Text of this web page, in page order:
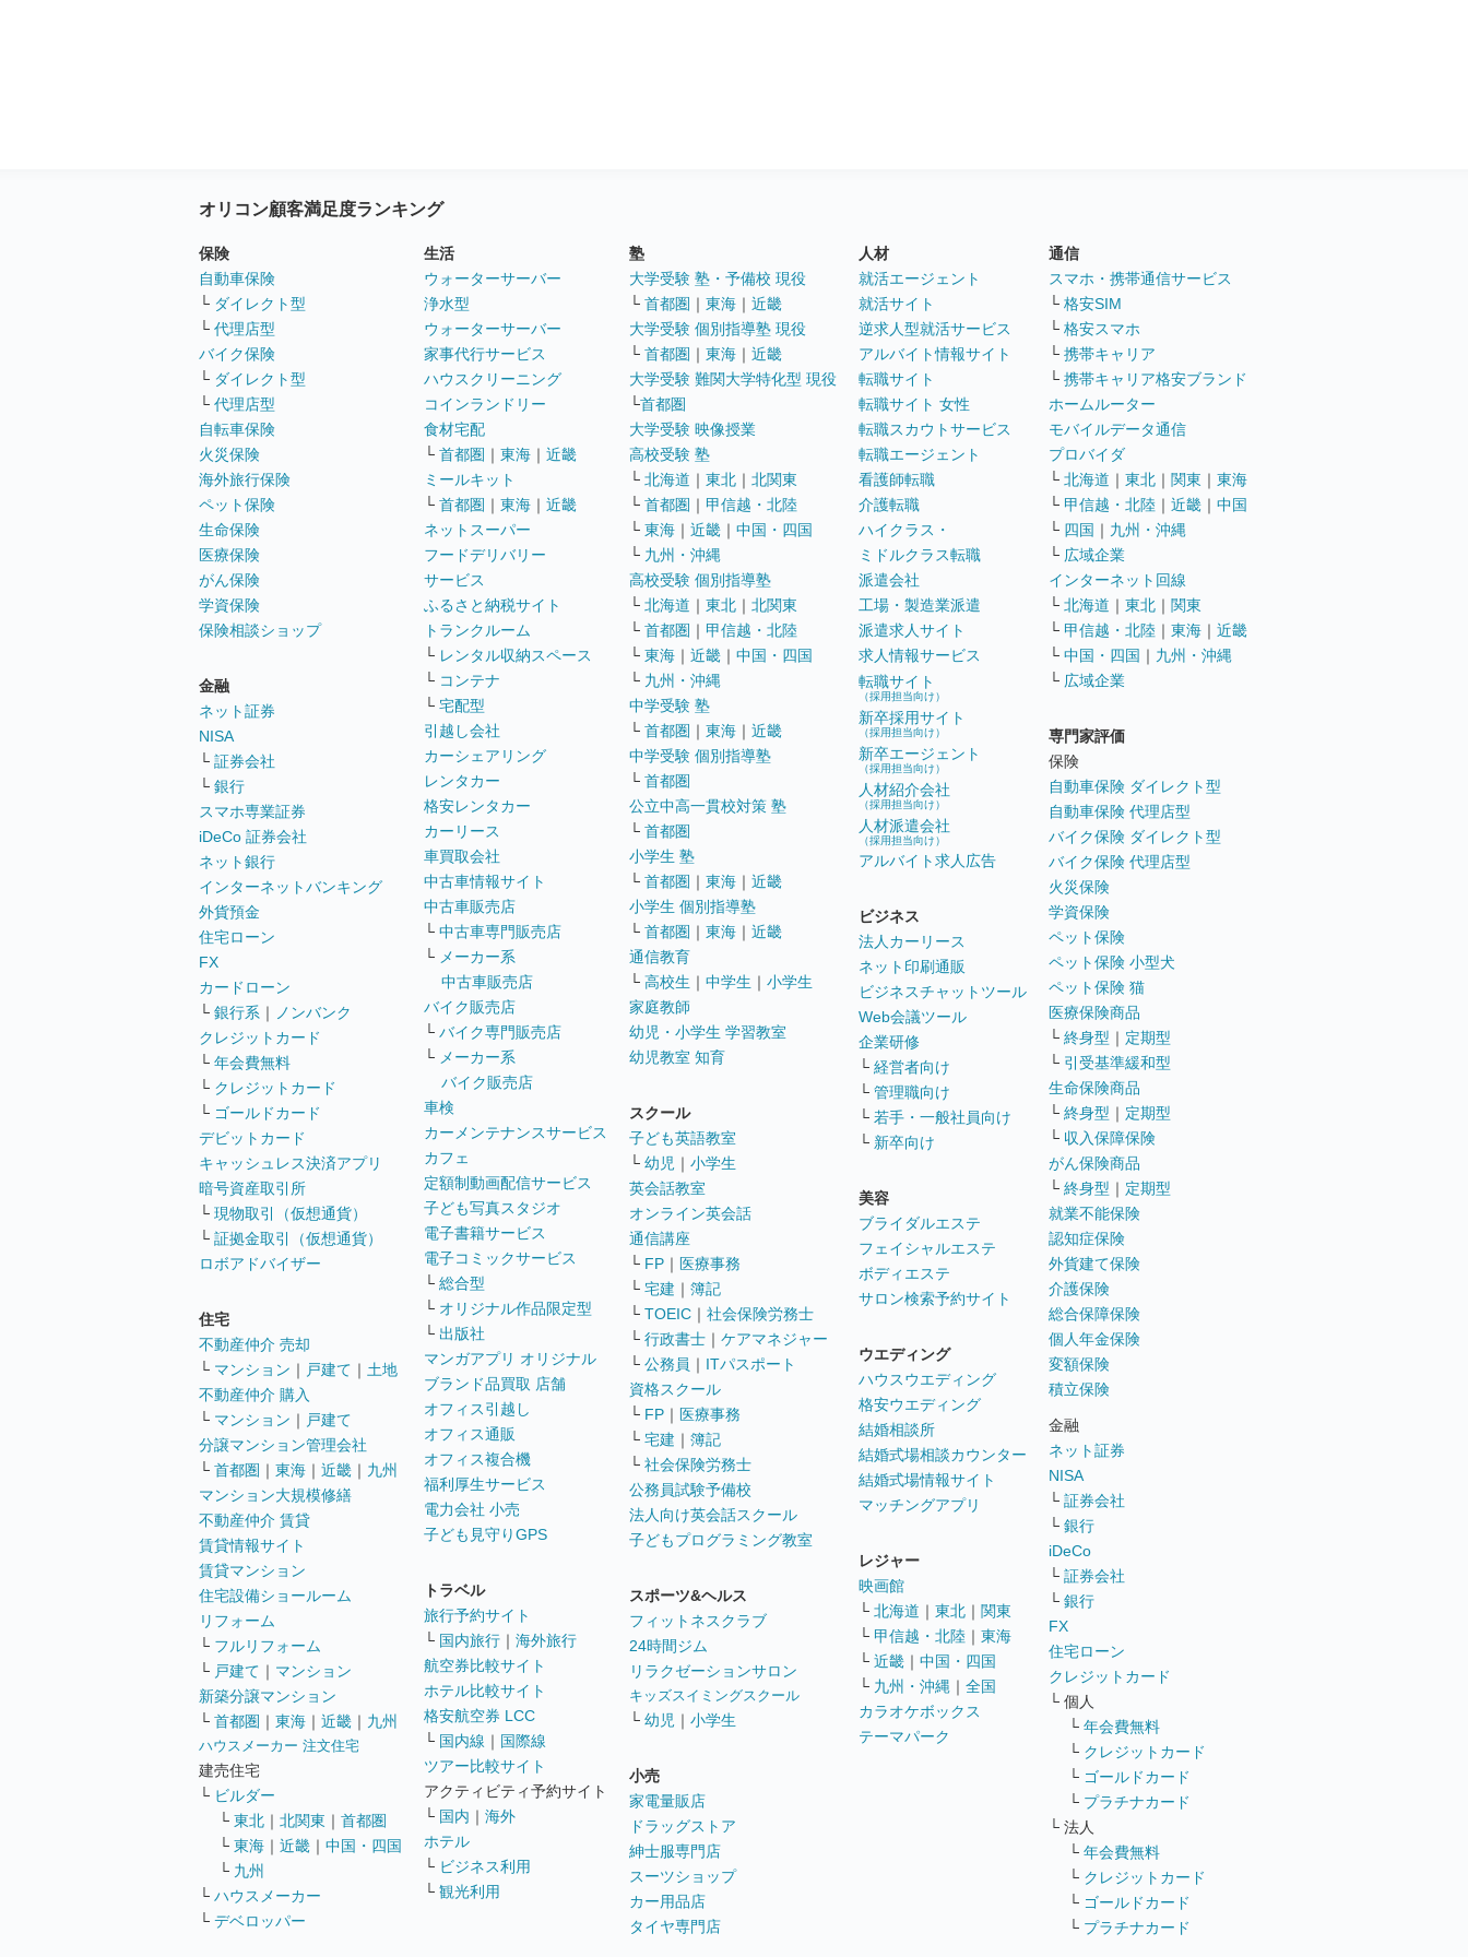
オリコン顧客満足度ランキング
保険
自動車保険
└ ダイレクト型
└ 代理店型
バイク保険
└ ダイレクト型
└ 代理店型
自転車保険
火災保険
海外旅行保険
ペット保険
生命保険
医療保険
がん保険
学資保険
保険相談ショップ
金融
ネット証券
NISA
└ 証券会社
└ 銀行
スマホ専業証券
iDeCo 証券会社
ネット銀行
インターネットバンキング
外貨預金
住宅ローン
FX
カードローン
└ 銀行系 ｜
ノンバンク
クレジットカード
└ 年会費無料
└ クレジットカード
└ ゴールドカード
デビットカード
キャッシュレス決済アプリ
暗号資産取引所
└ 現物取引（仮想通貨）
└ 証拠金取引（仮想通貨）
ロボアドバイザー
住宅
不動産仲介 売却
└ マンション ｜ 戸建て ｜ 土地
不動産仲介 購入
└ マンション ｜ 戸建て
分譲マンション管理会社
└ 首都圏 ｜ 東海 ｜ 近畿 ｜ 九州
マンション大規模修繕
不動産仲介 賃貸
賃貸情報サイト
賃貸マンション
住宅設備ショールーム
リフォーム
└ フルリフォーム
└ 戸建て ｜ マンション
新築分譲マンション
└ 首都圏 ｜ 東海 ｜ 近畿 ｜ 九州
ハウスメーカー 注文住宅
建売住宅
└ ビルダー
└ 東北 ｜ 北関東 ｜ 首都圏
└ 東海 ｜ 近畿 ｜ 中国・四国
└ 九州
└ ハウスメーカー
└ デベロッパー
生活
ウォーターサーバー
浄水型
ウォーターサーバー
家事代行サービス
ハウスクリーニング
コインランドリー
食材宅配
└ 首都圏 ｜ 東海 ｜ 近畿
ミールキット
└ 首都圏 ｜ 東海 ｜ 近畿
ネットスーパー
フードデリバリー
サービス
ふるさと納税サイト
トランクルーム
└ レンタル収納スペース
└ コンテナ
└ 宅配型
引越し会社
カーシェアリング
レンタカー
格安レンタカー
カーリース
車買取会社
中古車情報サイト
中古車販売店
└ 中古車専門販売店
└ メーカー系
中古車販売店
バイク販売店
└ バイク専門販売店
└ メーカー系
バイク販売店
車検
カーメンテナンスサービス
カフェ
定額制動画配信サービス
子ども写真スタジオ
電子書籍サービス
電子コミックサービス
└ 総合型
└ オリジナル作品限定型
└ 出版社
マンガアプリ オリジナル
ブランド品買取 店舗
オフィス引越し
オフィス通販
オフィス複合機
福利厚生サービス
電力会社 小売
子ども見守りGPS
トラベル
旅行予約サイト
└ 国内旅行 ｜ 海外旅行
航空券比較サイト
ホテル比較サイト
格安航空券 LCC
└ 国内線 ｜ 国際線
ツアー比較サイト
アクティビティ予約サイト
└ 国内 ｜ 海外
ホテル
└ ビジネス利用
└ 観光利用
塾
大学受験 塾・予備校 現役
└ 首都圏 ｜ 東海 ｜ 近畿
大学受験 個別指導塾 現役
└ 首都圏 ｜ 東海 ｜ 近畿
大学受験 難関大学特化型 現役
└首都圏
大学受験 映像授業
高校受験 塾
└ 北海道 ｜ 東北 ｜ 北関東
└ 首都圏 ｜ 甲信越・北陸
└ 東海 ｜ 近畿 ｜ 中国・四国
└ 九州・沖縄
高校受験 個別指導塾
└ 北海道 ｜ 東北 ｜ 北関東
└ 首都圏 ｜ 甲信越・北陸
└ 東海 ｜ 近畿 ｜ 中国・四国
└ 九州・沖縄
中学受験 塾
└ 首都圏 ｜ 東海 ｜ 近畿
中学受験 個別指導塾
└ 首都圏
公立中高一貫校対策 塾
└ 首都圏
小学生 塾
└ 首都圏 ｜ 東海 ｜ 近畿
小学生 個別指導塾
└ 首都圏 ｜ 東海 ｜ 近畿
通信教育
└ 高校生 ｜ 中学生 ｜ 小学生
家庭教師
幼児・小学生 学習教室
幼児教室 知育
スクール
子ども英語教室
└ 幼児 ｜ 小学生
英会話教室
オンライン英会話
通信講座
└ FP ｜ 医療事務
└ 宅建 ｜ 簿記
└ TOEIC ｜ 社会保険労務士
└ 行政書士 ｜ ケアマネジャー
└ 公務員 ｜ ITパスポート
資格スクール
└ FP ｜ 医療事務
└ 宅建 ｜ 簿記
└ 社会保険労務士
公務員試験予備校
法人向け英会話スクール
子どもプログラミング教室
スポーツ&ヘルス
フィットネスクラブ
24時間ジム
リラクゼーションサロン
キッズスイミングスクール
└ 幼児 ｜ 小学生
小売
家電量販店
ドラッグストア
紳士服専門店
スーツショップ
カー用品店
タイヤ専門店
人材
就活エージェント
就活サイト
逆求人型就活サービス
アルバイト情報サイト
転職サイト
転職サイト 女性
転職スカウトサービス
転職エージェント
看護師転職
介護転職
ハイクラス・
ミドルクラス転職
派遣会社
工場・製造業派遣
派遣求人サイト
求人情報サービス
転職サイト
（採用担当向け）
新卒採用サイト
（採用担当向け）
新卒エージェント
（採用担当向け）
人材紹介会社
（採用担当向け）
人材派遣会社
（採用担当向け）
アルバイト求人広告
ビジネス
法人カーリース
ネット印刷通販
ビジネスチャットツール
Web会議ツール
企業研修
└ 経営者向け
└ 管理職向け
└ 若手・一般社員向け
└ 新卒向け
美容
ブライダルエステ
フェイシャルエステ
ボディエステ
サロン検索予約サイト
ウエディング
ハウスウエディング
格安ウエディング
結婚相談所
結婚式場相談カウンター
結婚式場情報サイト
マッチングアプリ
レジャー
映画館
└ 北海道 ｜ 東北 ｜ 関東
└ 甲信越・北陸 ｜ 東海
└ 近畿 ｜ 中国・四国
└ 九州・沖縄 ｜ 全国
カラオケボックス
テーマパーク
通信
スマホ・携帯通信サービス
└ 格安SIM
└ 格安スマホ
└ 携帯キャリア
└ 携帯キャリア格安ブランド
ホームルーター
モバイルデータ通信
プロバイダ
└ 北海道 ｜ 東北 ｜ 関東 ｜ 東海
└ 甲信越・北陸 ｜ 近畿 ｜ 中国
└ 四国 ｜ 九州・沖縄
└ 広域企業
インターネット回線
└ 北海道 ｜ 東北 ｜ 関東
└ 甲信越・北陸 ｜ 東海 ｜ 近畿
└ 中国・四国 ｜ 九州・沖縄
└ 広域企業
専門家評価
保険
自動車保険 ダイレクト型
自動車保険 代理店型
バイク保険 ダイレクト型
バイク保険 代理店型
火災保険
学資保険
ペット保険
ペット保険 小型犬
ペット保険 猫
医療保険商品
└ 終身型 ｜ 定期型
└ 引受基準緩和型
生命保険商品
└ 終身型 ｜ 定期型
└ 収入保障保険
がん保険商品
└ 終身型 ｜ 定期型
就業不能保険
認知症保険
外貨建て保険
介護保険
総合保障保険
個人年金保険
変額保険
積立保険
金融
ネット証券
NISA
└ 証券会社
└ 銀行
iDeCo
└ 証券会社
└ 銀行
FX
住宅ローン
クレジットカード
└ 個人
└ 年会費無料
└ クレジットカード
└ ゴールドカード
└ プラチナカード
└ 法人
└ 年会費無料
└ クレジットカード
└ ゴールドカード
└ プラチナカード